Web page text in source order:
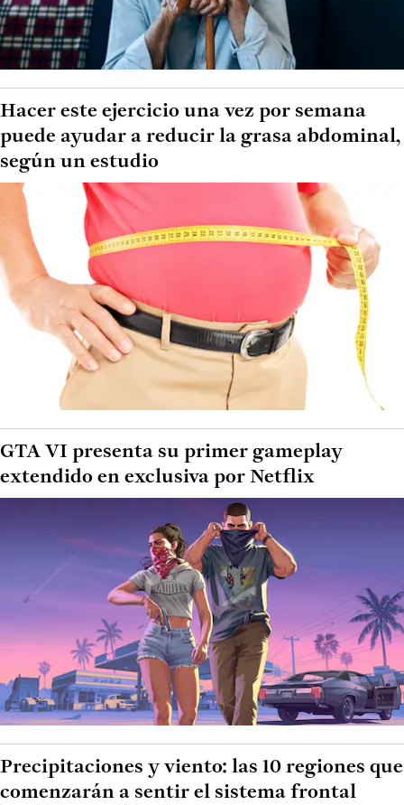
Hacer este ejercicio una vez por semana
puede ayudar a reducir la grasa abdominal,
según un estudio
GTA VI presenta su primer gameplay
extendido en exclusiva por Netflix
Precipitaciones y viento: las 10 regiones que
comenzarán a sentir el sistema frontal